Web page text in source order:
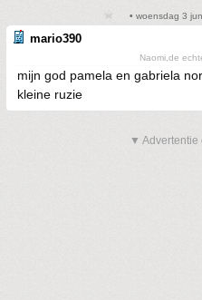
• woensdag 3
mario390
Naomi,de
mijn god pamela en gabriela
kleine ruzie
▼ Advertentie